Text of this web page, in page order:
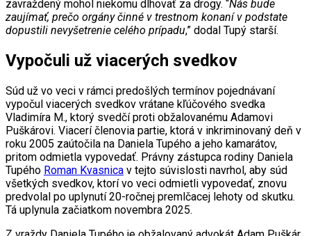
zavraždený mohol niekomu dlhovať za drogy. “Nás bude
zaujímať, prečo orgány činné v trestnom konaní v podstate
dopustili nevyšetrenie celého prípadu,” dodal Tupý starší.
Vypočuli už viacerých svedkov
Súd už vo veci v rámci predošlých termínov pojednávaní
vypočul viacerých svedkov vrátane kľúčového svedka
Vladimíra M., ktorý svedčí proti obžalovanému Adamovi
Puškárovi. Viacerí členovia partie, ktorá v inkriminovaný deň v
roku 2005 zaútočila na Daniela Tupého a jeho kamarátov,
pritom odmietla vypovedať. Právny zástupca rodiny Daniela
Tupého Roman Kvasnica v tejto súvislosti navrhol, aby súd
všetkých svedkov, ktorí vo veci odmietli vypovedať, znovu
predvolal po uplynutí 20-ročnej premlčacej lehoty od skutku.
Tá uplynula začiatkom novembra 2025.